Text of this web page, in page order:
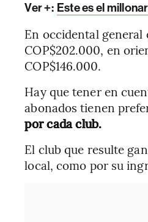
Ver +: Este es el
En occidental general
COP$202.000, en
COP$146.000.
Hay que tener en
abonados tienen
por cada club.
El club que resulte
local, como por su